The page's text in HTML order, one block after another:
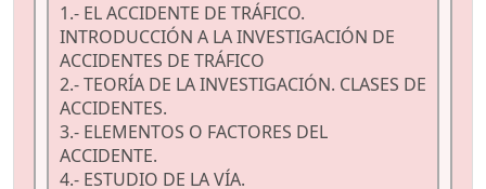
1.- EL ACCIDENTE DE TRÁFICO.
INTRODUCCIÓN A LA INVESTIGACIÓN DE
ACCIDENTES DE TRÁFICO
2.- TEORÍA DE LA INVESTIGACIÓN. CLASES DE
ACCIDENTES.
3.- ELEMENTOS O FACTORES DEL
ACCIDENTE.
4.- ESTUDIO DE LA VÍA.